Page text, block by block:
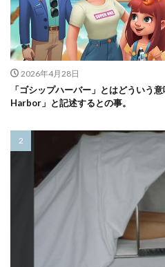
2026年4月28日
「ゴシップハーバー」とはどういう
Harbor」と記述するとの事。